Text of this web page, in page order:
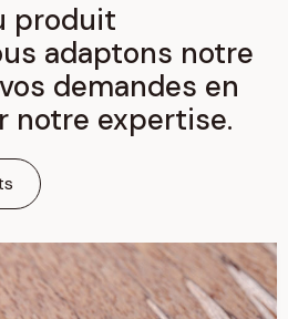
produit
adaptons notre
demandes en
notre expertise.